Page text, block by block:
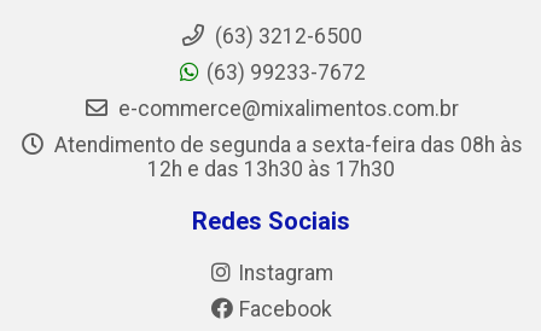
(63) 3212-6500
(63) 99233-7672
e-commerce@mixalimentos.com.br
Atendimento de segunda a sexta-feira das 08h às
12h e das 13h30 às 17h30
Redes Sociais
Instagram
Facebook